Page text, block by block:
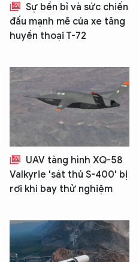
Sự bền bỉ và sức chiến
đấu mạnh mẽ của xe tăng
huyền thoại T-72
UAV tàng hình XQ-58
Valkyrie 'sát thủ S-400' bị
rơi khi bay thử nghiệm